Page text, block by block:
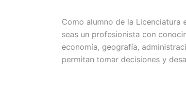
Como alumno de la Licenciatura
seas un profesionista con
economía, geografía,
permitan tomar decisiones y